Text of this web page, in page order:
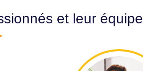
et leur équipe